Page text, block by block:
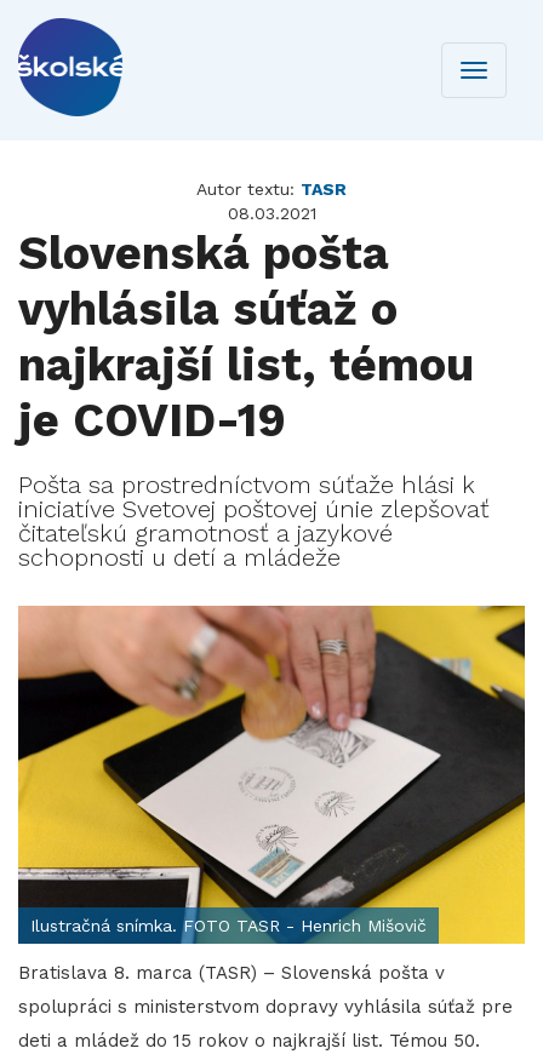
Toggle
Autor textu: TASR
08.03.2021
Slovenská pošta
vyhlásila súťaž o
najkrajší list, témou
je COVID-19
Pošta sa prostredníctvom súťaže hlási k
iniciatíve Svetovej poštovej únie zlepšovať
čitateľskú gramotnosť a jazykové
schopnosti u detí a mládeže
Ilustračná snímka. FOTO TASR - Henrich Mišovič
Bratislava 8. marca (TASR) – Slovenská pošta v
spolupráci s ministerstvom dopravy vyhlásila súťaž pre
deti a mládež do 15 rokov o najkrajší list. Témou 50.